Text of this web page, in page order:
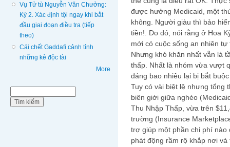
Vụ Tử tù Nguyễn Văn Chưởng:
Kỳ 2. Xác định tội ngay khi bắt
đầu giai đoạn điều tra (tiếp
theo)
Cái chết Gaddafi cảnh tỉnh
những kẻ độc tài
More
được hưởng Medicaid, một
không. Người giàu thì bảo
tiền!. Do đó, nói rằng ở Hoa
mới có cuộc sống an nhiên
Nhưng khó khăn nhất vẫn là
thấp. Nhất là nhóm vừa vượt
đáng bao nhiêu lại bị bắt
Tuy có vài biệt lệ nhưng tổng
biên giới giữa nghèo
Thu Nhập Thấp, vừa trên
trường (Insurance
trợ giúp một phần chi phí
phát động rầm rộ khắp nơi